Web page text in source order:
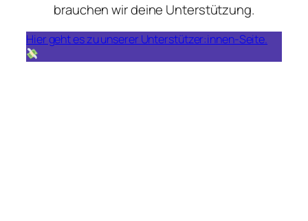
brauchen wir deine Unterstützung.
Hier geht es zu unserer Unterstützer:innen-Seite.